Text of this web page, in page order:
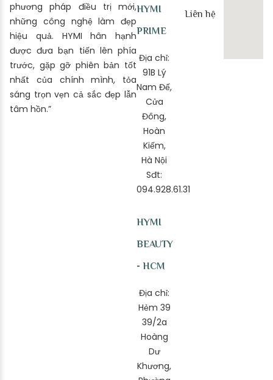
phương pháp điều trị mới,
những công nghệ làm đẹp
hiệu quả. HYMI hân hạnh
được đưa bạn tiến lên phía
trước, gặp gỡ phiên bản tốt
nhất của chính mình, tỏa
sáng trọn vẹn cả sắc đẹp lẫn
tâm hồn.”
HYMI
PRIME
Địa chỉ:
91B Lý
Nam Đế,
Cửa
Đông,
Hoàn
Kiếm,
Hà Nội
Sđt:
094.928.61.31
HYMI
BEAUTY
- HCM
Địa chỉ:
Hẻm 39
39/2a
Hoàng
Dư
Khương,
Liên hệ